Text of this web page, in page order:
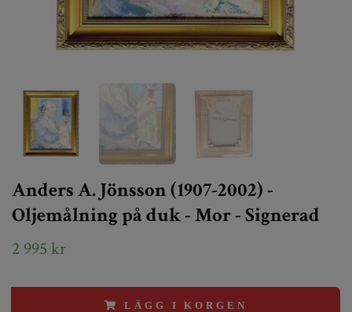
Anders A. Jönsson (1907-2002) -
Oljemålning på duk - Mor - Signerad
2 995 kr
LÄGG I KORGEN